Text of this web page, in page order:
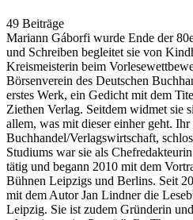
49 Beiträge
Mariann Gáborfi wurde Ende der
und Schreiben begleitet sie von
Kreismeisterin beim
Börsenverein des Deutschen
erstes Werk, ein Gedicht mit dem
Ziethen Verlag. Seitdem widmet sie
allem, was mit dieser einher geht.
Buchhandel/Verlagswirtschaft,
Studiums war sie als
tätig und begann 2010 mit dem
Bühnen Leipzigs und Berlins. Seit
mit dem Autor Jan Lindner die
Leipzig. Sie ist zudem Gründerin